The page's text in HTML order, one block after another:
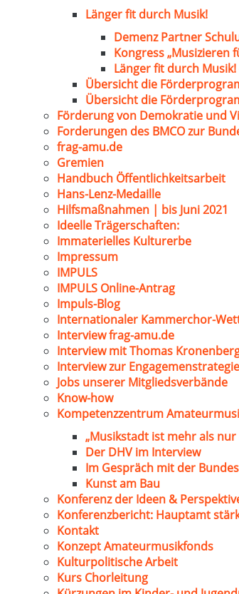
Länger fit durch Musik!
Demenz Partner
Kongress „Musizieren
Länger fit durch
Übersicht die
Übersicht die
Förderung von Demokratie und
Forderungen des BMCO zur
frag-amu.de
Gremien
Handbuch Öffentlichkeitsarbeit
Hans-Lenz-Medaille
Hilfsmaßnahmen | bis Juni 2021
Ideelle Trägerschaften:
Immaterielles Kulturerbe
Impressum
IMPULS
IMPULS Online-Antrag
Impuls-Blog
Internationaler Kammerchor-
Interview frag-amu.de
Interview mit Thomas
Interview zur
Jobs unserer Mitgliedsverbände
Know-how
Kompetenzzentrum
„Musikstadt ist mehr als
Der DHV im Interview
Im Gespräch mit der
Kunst am Bau
Konferenz der Ideen &
Konferenzbericht: Hauptamt
Kontakt
Konzept Amateurmusikfonds
Kulturpolitische Arbeit
Kurs Chorleitung